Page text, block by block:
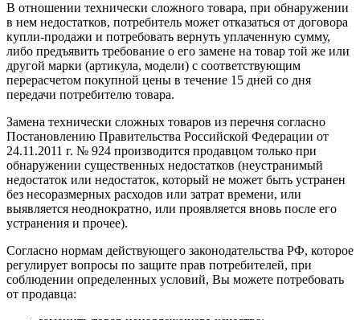
В отношении технически сложного товара, при обнаружении
в нем недостатков, потребитель может отказаться от договора
купли-продажи и потребовать вернуть уплаченную сумму,
либо предъявить требование о его замене на товар той же или
другой марки (артикула, модели) с соответствующим
перерасчетом покупной цены в течение 15 дней со дня
передачи потребителю товара.
Замена технически сложных товаров из перечня согласно
Постановлению Правительства Российской Федерации от
24.11.2011 г. № 924 производится продавцом только при
обнаружении существенных недостатков (неустранимый
недостаток или недостаток, который не может быть устранен
без несоразмерных расходов или затрат времени, или
выявляется неоднократно, или проявляется вновь после его
устранения и прочее).
Согласно нормам действующего законодательства РФ, которое
регулирует вопросы по защите прав потребителей, при
соблюдении определенных условий, Вы можете потребовать
от продавца: